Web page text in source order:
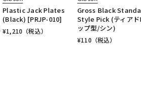
Plastic Jack Plates
(Black) [PRJP-010]
¥1,210 （税込）
Gross Black
Style Pick (ティアド
ップ型/シン)
¥110 （税込）